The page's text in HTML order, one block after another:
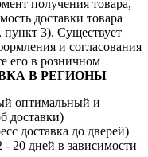
получения товара,
доставки товара
пункт 3). Существует
и согласования
его в розничном
В РЕГИОНЫ
оптимальный и
доставки)
доставка до дверей)
20 дней в зависимости